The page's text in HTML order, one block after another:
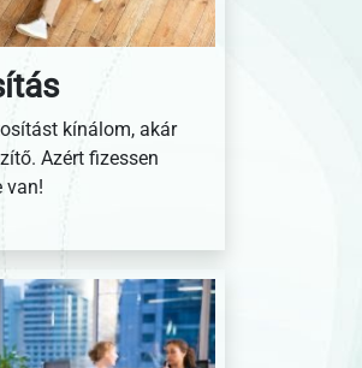
kínálom, akár
Azért fizessen
van!